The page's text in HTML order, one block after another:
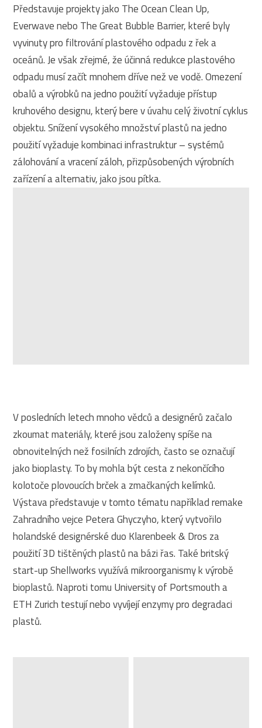
Představuje projekty jako The Ocean Clean Up,
Everwave nebo The Great Bubble Barrier, které byly
vyvinuty pro filtrování plastového odpadu z řek a
oceánů. Je však zřejmé, že účinná redukce plastového
odpadu musí začít mnohem dříve než ve vodě. Omezení
obalů a výrobků na jedno použití vyžaduje přístup
kruhového designu, který bere v úvahu celý životní cyklus
objektu. Snížení vysokého množství plastů na jedno
použití vyžaduje kombinaci infrastruktur – systémů
zálohování a vracení záloh, přizpůsobených výrobních
zařízení a alternativ, jako jsou pítka.
V posledních letech mnoho vědců a designérů začalo
zkoumat materiály, které jsou založeny spíše na
obnovitelných než fosilních zdrojích, často se označují
jako bioplasty. To by mohla být cesta z nekončícího
kolotoče plovoucích brček a zmačkaných kelímků.
Výstava představuje v tomto tématu například remake
Zahradního vejce Petera Ghyczyho, který vytvořilo
holandské designérské duo Klarenbeek & Dros za
použití 3D tištěných plastů na bázi řas. Také britský
start-up Shellworks využívá mikroorganismy k výrobě
bioplastů. Naproti tomu University of Portsmouth a
ETH Zurich testují nebo vyvíjejí enzymy pro degradaci
plastů.